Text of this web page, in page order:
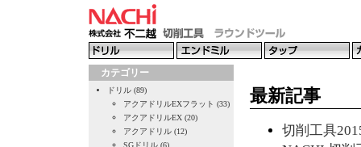
カテゴリー
ドリル (89)
アクアドリルEXフラット (33)
アクアドリルEX (20)
アクアドリル (12)
SGドリル (6)
最新記事
切削工具